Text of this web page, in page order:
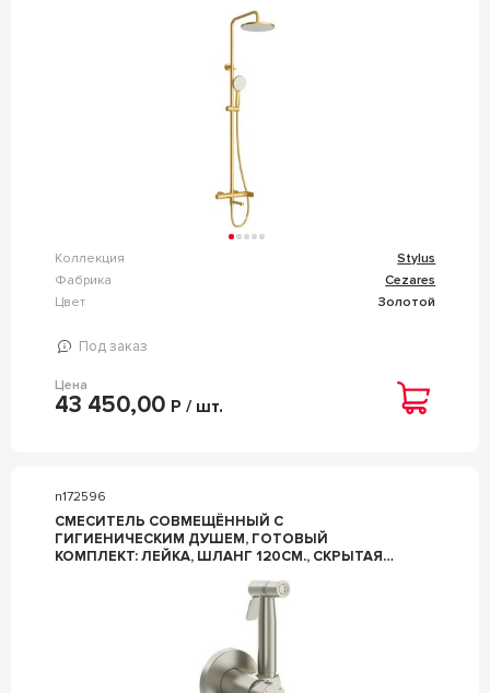
Коллекция
Stylus
Фабрика
Cezares
Цвет
Золотой
Под заказ
Цена
43 450,00 Р / шт.
n172596
СМЕСИТЕЛЬ СОВМЕЩЁННЫЙ С
ГИГИЕНИЧЕСКИМ ДУШЕМ, ГОТОВЫЙ
КОМПЛЕКТ: ЛЕЙКА, ШЛАНГ 120СМ., СКРЫТАЯ